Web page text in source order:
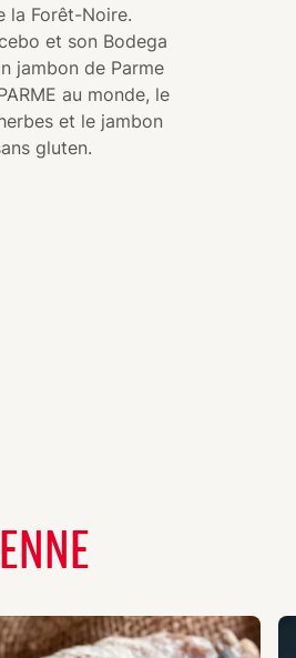
la Forêt-Noire.
et son Bodega
jambon de Parme
au monde, le
et le jambon
gluten.